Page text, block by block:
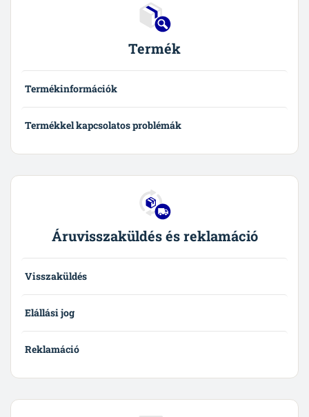
Termék
Termékinformációk
Termékkel kapcsolatos problémák
Áruvisszaküldés és reklamáció
Visszaküldés
Elállási jog
Reklamáció